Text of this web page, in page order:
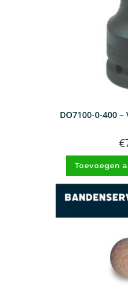
DO7100-0-400
€
Toevoegen